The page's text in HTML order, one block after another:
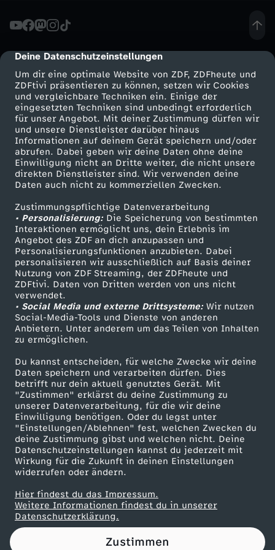
cmp-dialog-description
Deine Datenschutzeinstellungen
Um dir eine optimale Website von ZDF, ZDFheute und
ZDFtivi präsentieren zu können, setzen wir Cookies
und vergleichbare Techniken ein. Einige der
eingesetzten Techniken sind unbedingt erforderlich
für unser Angebot. Mit deiner Zustimmung dürfen wir
und unsere Dienstleister darüber hinaus
Informationen auf deinem Gerät speichern und/oder
abrufen. Dabei geben wir deine Daten ohne deine
Einwilligung nicht an Dritte weiter, die nicht unsere
direkten Dienstleister sind. Wir verwenden deine
Daten auch nicht zu kommerziellen Zwecken.
Zustimmungspflichtige Datenverarbeitung
• Personalisierung:Die Speicherung von bestimmten
Interaktionen ermöglicht uns, dein Erlebnis im
Angebot des ZDF an dich anzupassen und
Personalisierungsfunktionen anzubieten. Dabei
personalisieren wir ausschließlich auf Basis deiner
Nutzung von ZDF Streaming, der ZDFheute und
ZDFtivi. Daten von Dritten werden von uns nicht
verwendet.
• Social Media und externe Drittsysteme:Wir nutzen
Social-Media-Tools und Dienste von anderen
Anbietern. Unter anderem um das Teilen von Inhalten
zu ermöglichen.
Du kannst entscheiden, für welche Zwecke wir deine
Daten speichern und verarbeiten dürfen. Dies
betrifft nur dein aktuell genutztes Gerät. Mit
"Zustimmen" erklärst du deine Zustimmung zu
unserer Datenverarbeitung, für die wir deine
Einwilligung benötigen. Oder du legst unter
"Einstellungen/Ablehnen" fest, welchen Zwecken du
deine Zustimmung gibst und welchen nicht. Deine
Datenschutzeinstellungen kannst du jederzeit mit
Wirkung für die Zukunft in deinen Einstellungen
widerrufen oder ändern.
Hier findest du das Impressum.
Weitere Informationen findest du in unserer
Datenschutzerklärung.
Zustimmen
7
-
T
r
u
m
p
:
W
a
r
t
e
n
a
u
f
M
Mehr ZDF
ZDF-Apps
Smart TV
ZDFtext
Livestreams
Sendungen A-Z
TV-Programm
Service
ZDFmitreden
Kontakt zum ZDF
Tickets
Zuschauerservice
Hilfe
ZDF Unternehmen
Karriere
ZDF goes Schule
Werbefernsehen
Mainzelmännchen
Partner